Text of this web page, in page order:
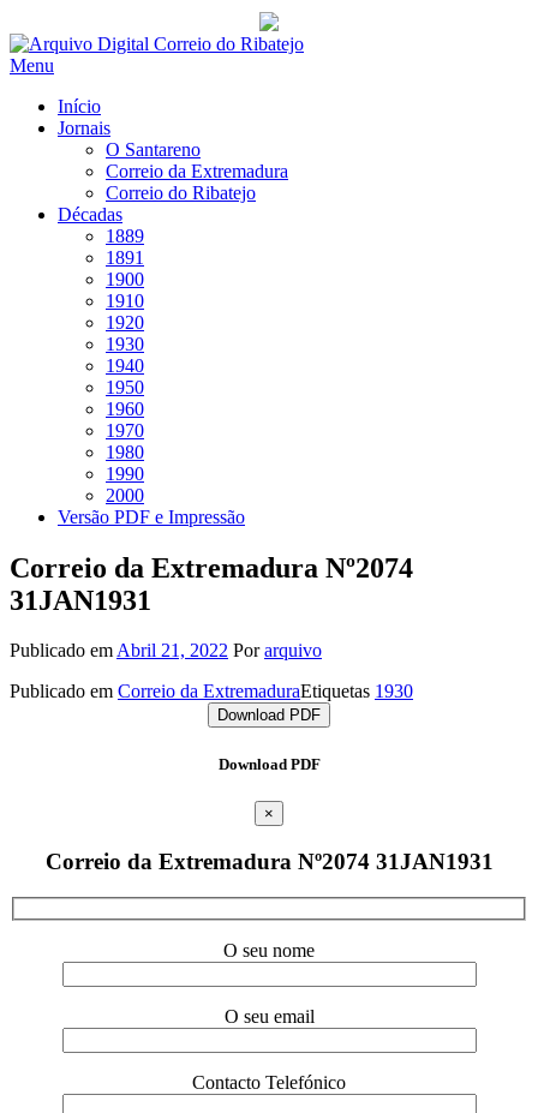
Saltar
para
Menu
Início
Jornais
O Santareno
Correio da Extremadura
Correio do Ribatejo
Décadas
1889
1891
1900
1910
1920
1930
1940
1950
1960
1970
1980
1990
2000
Versão PDF e Impressão
Correio da Extremadura Nº2074
31JAN1931
Publicado emAbril 21, 2022 Porarquivo
Publicado em Correio da ExtremaduraEtiquetas 1930
Download PDF
Download PDF
×
Correio da Extremadura Nº2074 31JAN1931
O seu nome
O seu email
Contacto Telefónico